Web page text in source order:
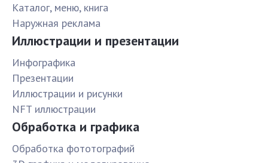
Каталог, меню, книга
Наружная реклама
Иллюстрации и презентации
Инфографика
Презентации
Иллюстрации и рисунки
NFT иллюстрации
Обработка и графика
Обработка фототографий